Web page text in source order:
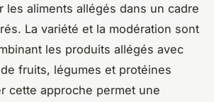
les aliments allégés dans un cadre
La variété et la modération sont
les produits allégés avec
fruits, légumes et protéines
cette approche permet une